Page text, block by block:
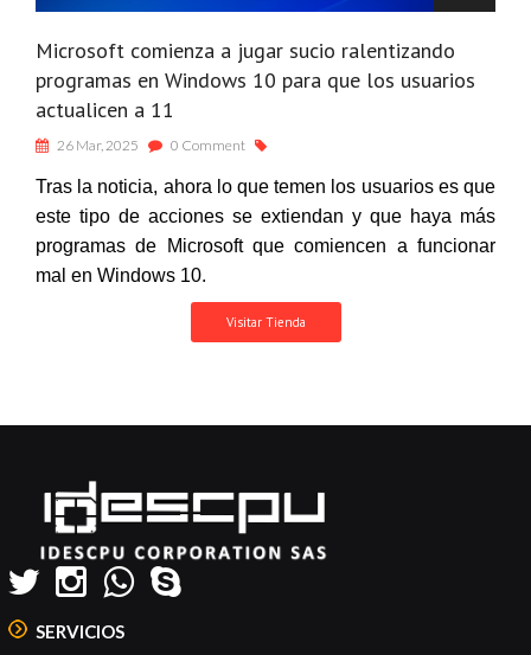
Microsoft comienza a jugar sucio ralentizando
programas en Windows 10 para que los usuarios
actualicen a 11
26 Mar, 2025 0 Comment
Tras la noticia, ahora lo que temen los usuarios es que
este tipo de acciones se extiendan y que haya más
programas de Microsoft que comiencen a funcionar
mal en Windows 10.
Visitar Tienda
SERVICIOS